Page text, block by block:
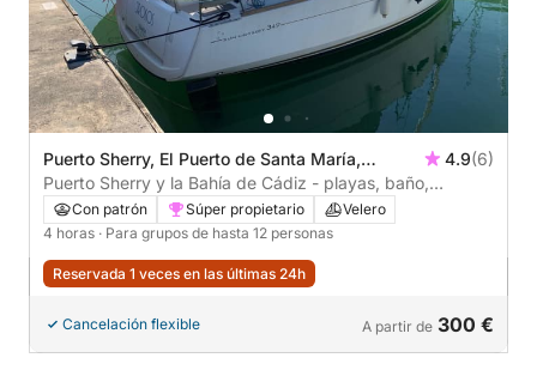
Puerto Sherry, El Puerto de Santa María,
España
4.9(6)
Puerto Sherry y la Bahía de Cádiz - playas, baño,
murallas históricas y relax
Con patrón Súper propietario
Velero
4 horas · Para grupos de hasta 12 personas
Reservada 1 veces en las últimas 24h
Cancelación flexible A partir de 300 €